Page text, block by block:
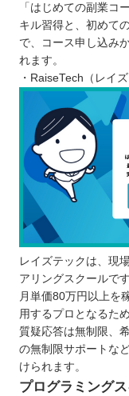
「はじめての副業コ
キル習得と、初めて
で、コース申し込み
れます。
・RaiseTech（レイズ
レイズテックは、現
アリングスクールです
月単価80万円以上を
用するプロとなるた
質疑応答は無制限、
の無制限サポートな
けられます。
プログラミング